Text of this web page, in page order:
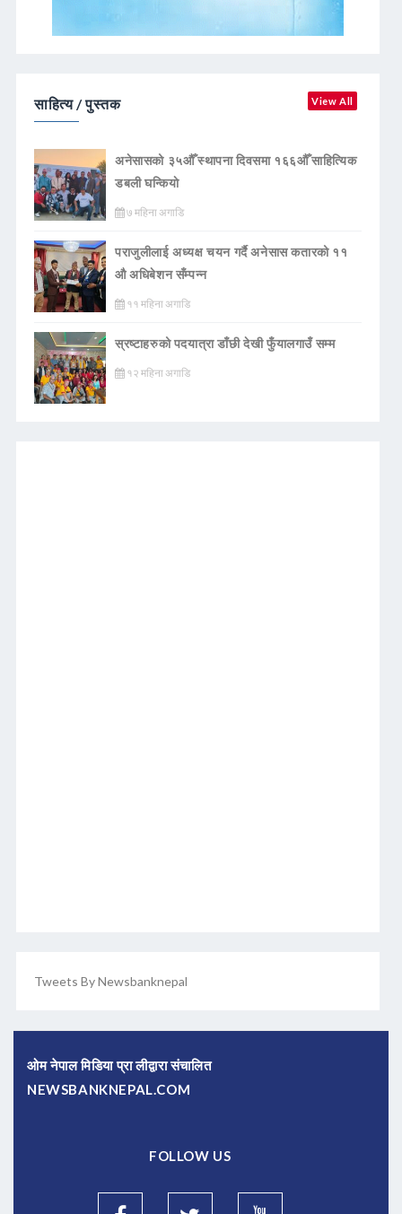
साहित्य / पुस्तक View All
अनेसासको ३५औँ स्थापना दिवसमा १६६औँ साहित्यिक
डबली घन्कियाे
७ महिना अगाडि
पराजुलीलाई अध्यक्ष चयन गर्दै अनेसास कतारको ११
औ अधिबेशन सँम्पन्न
११ महिना अगाडि
स्रष्टाहरुको पदयात्रा डाँछी देखी फुँयालगाउँ सम्म
१२ महिना अगाडि
Tweets By Newsbanknepal
ओम नेपाल मिडिया प्रा लीद्वारा संचालित
NEWSBANKNEPAL.COM
FOLLOW US